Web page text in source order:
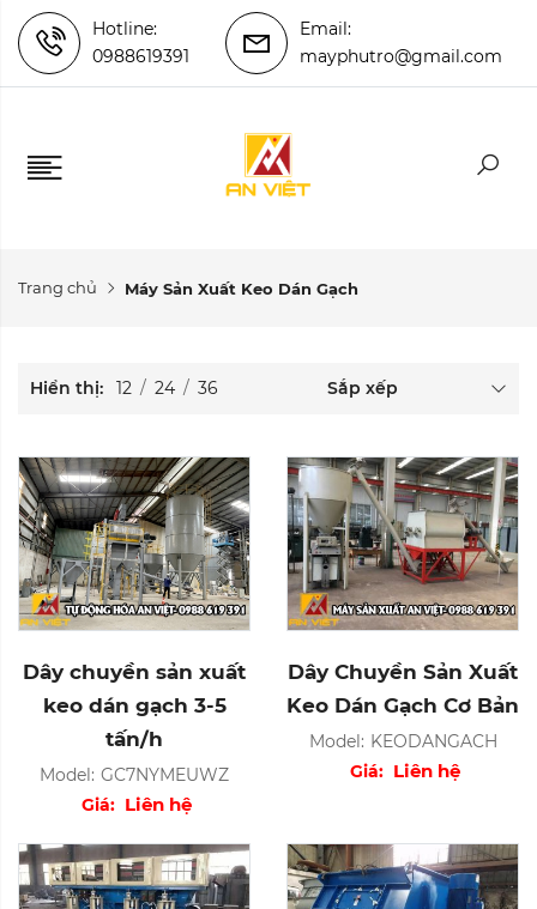
Hotline:
0988619391
Email:
mayphutro@gmail.com
Trang chủ Máy Sản Xuất Keo Dán Gạch
Hiển thị: 12 / 24 / 36 Sắp xếp
Dây chuyền sản xuất
keo dán gạch 3-5
tấn/h
Model: GC7NYMEUWZ
Giá: Liên hệ
Dây Chuyền Sản Xuất
Keo Dán Gạch Cơ Bản
Model: KEODANGACH
Giá: Liên hệ